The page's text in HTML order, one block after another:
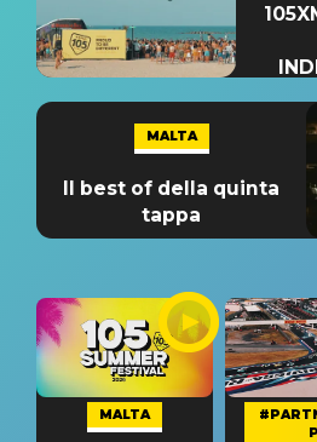
MALTA
Il best of della quinta
tappa
MALTA
P